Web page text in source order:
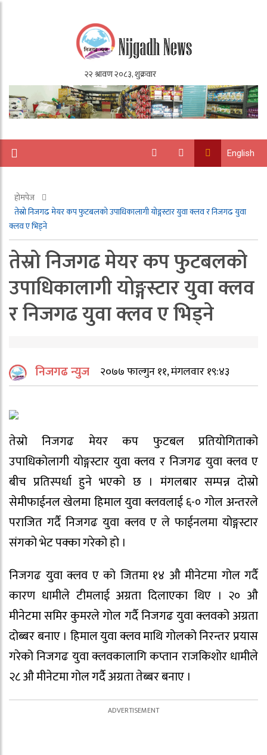
English
होमपेज
तेस्रो निजगढ मेयर कप फुटबलको उपाधिकालागी योङ्गस्टार युवा क्लव र निजगढ युवा
क्लव ए भिड्ने
तेस्रो निजगढ मेयर कप फुटबलको
उपाधिकालागी योङ्गस्टार युवा क्लव
र निजगढ युवा क्लव ए भिड्ने
निजगढ न्युज २०७७ फाल्गुन ११, मंगलवार १९:४३
तेस्रो निजगढ मेयर कप फुटबल प्रतियोगिताको
उपाधिकोलागी योङ्गस्टार युवा क्लव र निजगढ युवा क्लव ए
बीच प्रतिस्पर्धा हुने भएको छ । मंगलबार सम्पन्न दोस्रो
सेमीफाईनल खेलमा हिमाल युवा क्लवलाई ६-० गोल अन्तरले
पराजित गर्दै निजगढ युवा क्लव ए ले फाईनलमा योङ्गस्टार
संगको भेट पक्का गरेको हो ।
निजगढ युवा क्लव ए को जितमा १४ औ मीनेटमा गोल गर्दै
कारण धामीले टीमलाई अग्रता दिलाएका थिए । २० औ
मीनेटमा समिर कुमरले गोल गर्दै निजगढ युवा क्लवको अग्रता
दोब्बर बनाए । हिमाल युवा क्लव माथि गोलको निरन्तर प्रयास
गरेको निजगढ युवा क्लवकालागि कप्तान राजकिशोर धामीले
२८ औ मीनेटमा गोल गर्दै अग्रता तेब्बर बनाए ।